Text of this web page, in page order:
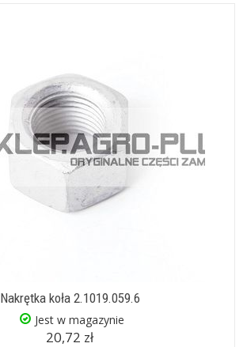
Nakrętka koła 2.1019.059.6
Jest w magazynie
20,72 zł